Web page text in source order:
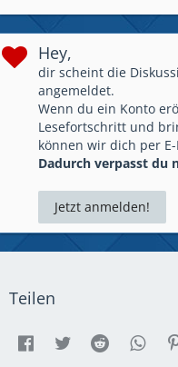
Hey,
dir scheint die
angemeldet.
Wenn du ein Konto
Lesefortschritt und
können wir dich per
Dadurch verpasst du
Jetzt anmelden!
Teilen